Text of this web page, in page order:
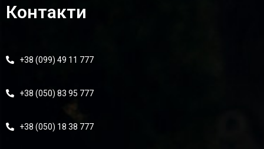
Контакти
+38 (099) 49 11 777
+38 (050) 83 95 777
+38 (050) 18 38 777